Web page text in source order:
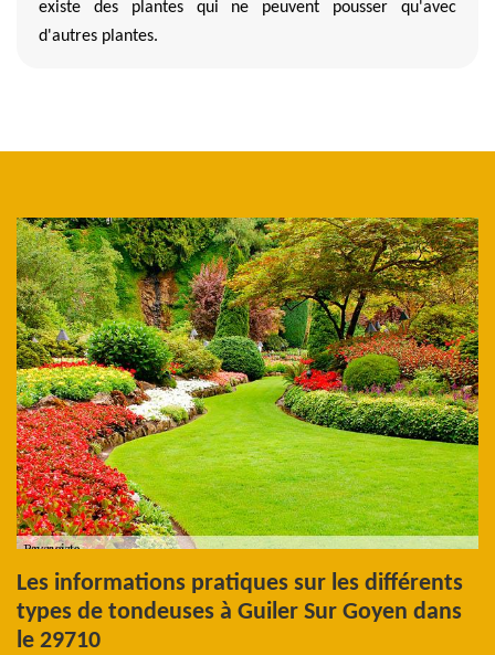
existe des plantes qui ne peuvent pousser qu'avec
d'autres plantes.
Les informations pratiques sur les différents
types de tondeuses à Guiler Sur Goyen dans
le 29710